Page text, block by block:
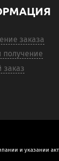
заказа
получение
заказ
и указании